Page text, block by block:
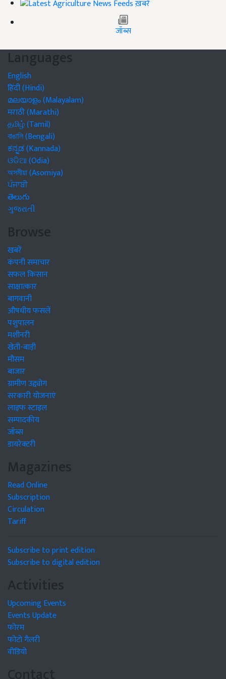
ख़बरें
जॉब्स
Languages
English
हिंदी (Hindi)
മലയാളം (Malayalam)
मराठी (Marathi)
தமிழ் (Tamil)
বাঙালি (Bengali)
ಕನ್ನಡ (Kannada)
ଓଡିଆ (Odia)
অসমীয়া (Asomiya)
ਪੰਜਾਬੀ
తెలుగు
ગુજરાતી
Browse
खबरें
कंपनी समाचार
सफल किसान
साक्षात्कार
बागवानी
औषधीय फसलें
पशुपालन
मशीनरी
खेती-बाड़ी
मौसम
बाजार
ग्रामीण उद्द्योग
सरकारी योजनाएं
लाइफ स्टाइल
सम्पादकीय
जॉब्स
डायरेक्टरी
Magazines
Read Online
Subscription
Circulation
Tariff
Subscribe to print edition
Subscribe to digital edition
Activities
Upcoming Events
Events Update
फोरम
फोटो गैलरी
वीडियो